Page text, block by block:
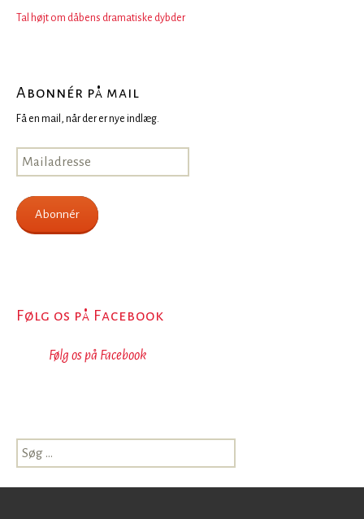
Tal højt om dåbens dramatiske dybder
Abonnér på mail
Få en mail, når der er nye indlæg.
Mailadresse
Abonnér
Følg os på Facebook
Følg os på Facebook
Søg
efter: